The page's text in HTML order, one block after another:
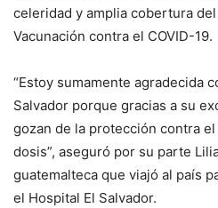
celeridad y amplia cobertura
Vacunación contra el COVID-19.
“Estoy sumamente agradecida
Salvador porque gracias a su
gozan de la protección contra
dosis”, aseguró por su parte
guatemalteca que viajó al país
el Hospital El Salvador.